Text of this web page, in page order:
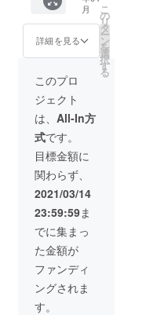
使用部
材の供
給状
況、製
合等に
荷時期
が遅れ
る場合
があり
ます。
定価格
より下
がる可
ます。
※デザイ
ン・仕
様は変
更にな
る可能
性もご
ざいま
す。ご
了承く
ださ
い。 ※
ご注文
状況、
使用部
材の供
給状
況、製
15,356
円（税
込） ※
税込・
送料込
みの価
格とな
りま
す。 ※
皆様の
応援購
入によ
り量産
効率が
向上し
た場
合、正
規販売
価格が
販売予
定価格
より下
がる可
月
詳細を見る
こ
の
リ
タ
ー
ン
を
選
択
す
る
このプロ
ジェクト
は、 All-In方
式です。
目標金額に
関わらず、
2021/03/14
23:59:59ま
でに集まっ
た金額が
ファンディ
ングされま
す。